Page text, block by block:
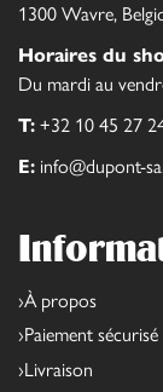
1300 Wavre,
Horaires du
Du mardi au
T: +32 10 45 27
E: info@dupont-
À propos
Paiement sécurisé
Livraison